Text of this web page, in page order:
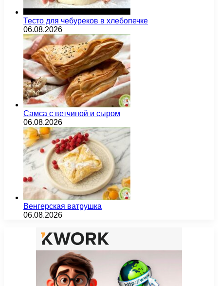
Тесто для чебуреков в хлебопечке
06.08.2026
Самса с ветчиной и сыром
06.08.2026
Венгерская ватрушка
06.08.2026